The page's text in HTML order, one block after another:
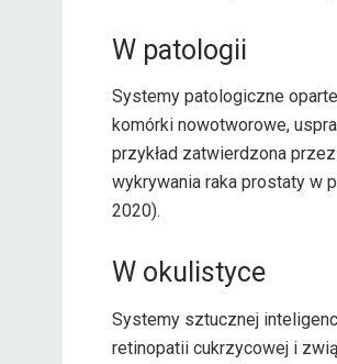
W patologii
Systemy patologiczne
komórki nowotworowe,
przykład zatwierdzona
wykrywania raka prostaty w
2020).
W okulistyce
Systemy sztucznej
retinopatii cukrzycowej i